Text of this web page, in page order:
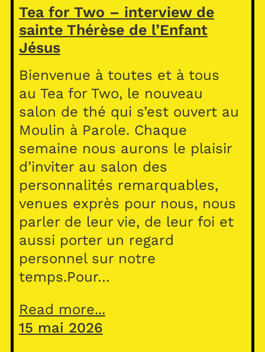
Tea for Two – interview de
sainte Thérèse de l’Enfant
Jésus
Bienvenue à toutes et à tous
au Tea for Two, le nouveau
salon de thé qui s’est ouvert au
Moulin à Parole. Chaque
semaine nous aurons le plaisir
d’inviter au salon des
personnalités remarquables,
venues exprès pour nous, nous
parler de leur vie, de leur foi et
aussi porter un regard
personnel sur notre
temps.Pour…
Read more...
15 mai 2026